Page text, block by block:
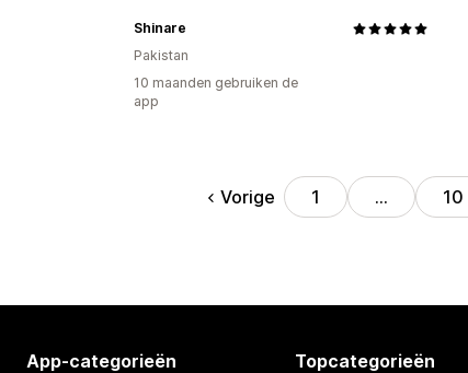
Shinare
Pakistan
10 maanden gebruiken de
app
Vorige 1 … 10
App-categorieën Topcategorieën